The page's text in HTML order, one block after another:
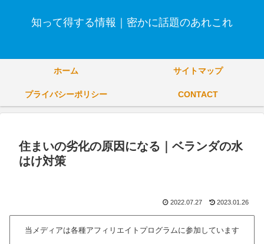
知って得する情報｜密かに話題のあれこれ
ホーム サイトマップ
プライバシーポリシー CONTACT
住まいの劣化の原因になる｜ベランダの水
はけ対策
2022.07.27 2023.01.26
当メディアは各種アフィリエイトプログラムに参加しています